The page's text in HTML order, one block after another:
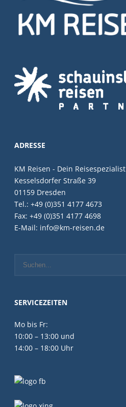
ADRESSE
KM Reisen - Dein Reisespezialist
Kesselsdorfer Straße 39
01159 Dresden
Tel.: +49 (0)351 4177 4673
Fax: +49 (0)351 4177 4698
E-Mail: info@km-reisen.de
SERVICEZEITEN
Mo bis Fr:
10:00 – 13:00 und
14:00 – 18:00 Uhr